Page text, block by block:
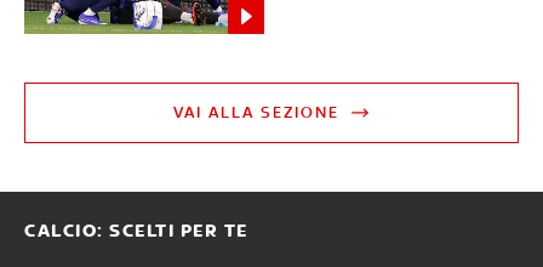
VAI ALLA SEZIONE
CALCIO: SCELTI PER TE